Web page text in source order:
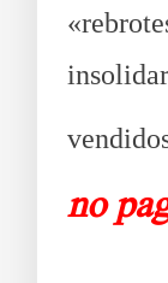
no